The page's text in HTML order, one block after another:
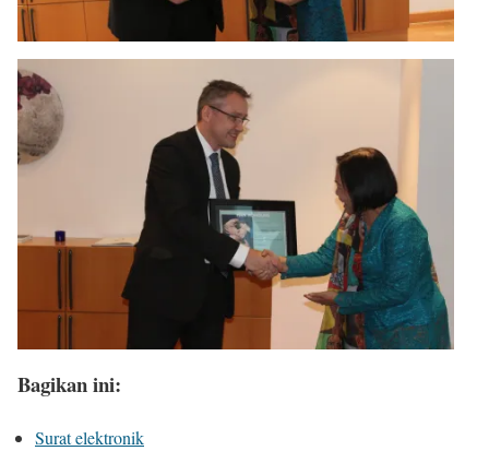
Bagikan ini:
Surat elektronik